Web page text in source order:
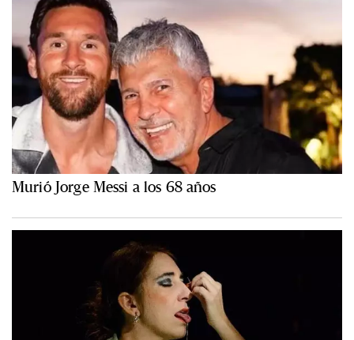
Murió Jorge Messi a los 68 años